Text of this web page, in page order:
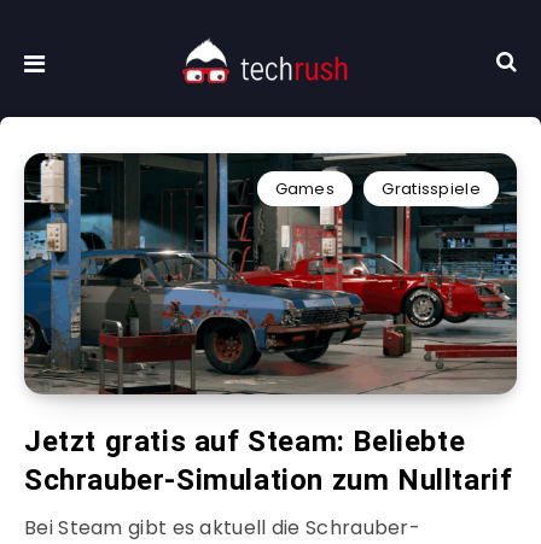
Games Gratisspiele
Jetzt gratis auf Steam: Beliebte
Schrauber-Simulation zum Nulltarif
Bei Steam gibt es aktuell die Schrauber-